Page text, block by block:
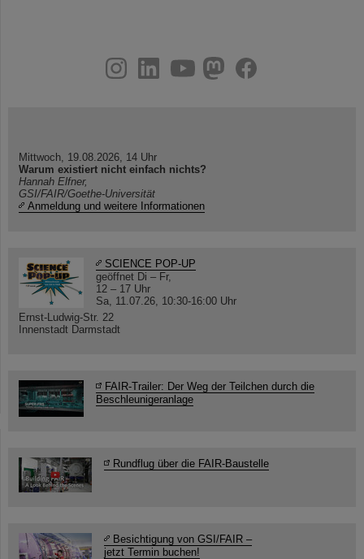
youtube
helmholtz.social
facebook
Mittwoch, 19.08.2026, 14 Uhr
Warum existiert nicht einfach nichts?
Hannah Elfner,
GSI/FAIR/Goethe-Universität
Anmeldung und weitere Informationen
SCIENCE POP-UP
geöffnet Di – Fr,
12 – 17 Uhr
Sa, 11.07.26, 10:30-16:00 Uhr
Ernst-Ludwig-Str. 22
Innenstadt Darmstadt
FAIR-Trailer: Der Weg der Teilchen durch die
Beschleunigeranlage
Rundflug über die FAIR-Baustelle
Besichtigung von GSI/FAIR –
jetzt Termin buchen!